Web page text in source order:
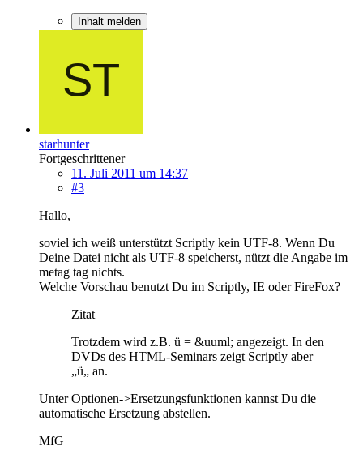
Inhalt melden
starhunter
Fortgeschrittener
11. Juli 2011 um 14:37
#3
Hallo,
soviel ich weiß unterstützt Scriptly kein UTF-8. Wenn Du
Deine Datei nicht als UTF-8 speicherst, nützt die Angabe im
metag tag nichts.
Welche Vorschau benutzt Du im Scriptly, IE oder FireFox?
Zitat
Trotzdem wird z.B. ü = &uuml; angezeigt. In den
DVDs des HTML-Seminars zeigt Scriptly aber
„ü„ an.
Unter Optionen->Ersetzungsfunktionen kannst Du die
automatische Ersetzung abstellen.
MfG